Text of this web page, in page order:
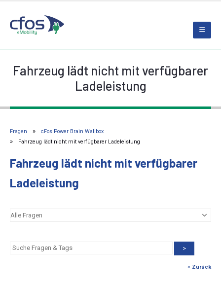
Fahrzeug lädt nicht mit verfügbarer
Ladeleistung
Fragen
cFos Power Brain Wallbox
Fahrzeug lädt nicht mit verfügbarer Ladeleistung
Fahrzeug lädt nicht mit verfügbarer
Ladeleistung
>
« Zurück